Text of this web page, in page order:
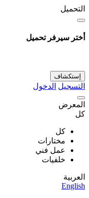
التحميل
أختر سيرفر تحميل
إستكشاف
التسجيل الدخول
المعرض
كل
كل
مختارات
عمل فني
خلفيات
العربية
English